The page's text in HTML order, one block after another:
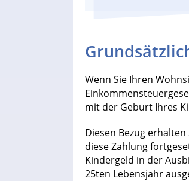
Wenn Sie Ihren
mit der Geburt Ihres
Diesen Bezug
diese Zahlung
Kindergeld in der
25ten Lebensjahr